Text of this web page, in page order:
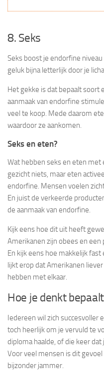
8. Seks
Seks boost je endorfine
geluk bijna letterlijk door je
Het gekke is dat bepaalt soort
aanmaak van endorfine
veel te koop. Mede daarom
waardoor ze aankomen.
Seks en eten?
Wat hebben seks en eten met
gezicht niets, maar eten
endorfine. Mensen voelen
En juist de verkeerde
de aanmaak van endorfine.
Kijk eens hoe dit uit heeft
Amerikanen zijn obees en een
En kijk eens hoe makkelijk
lijkt erop dat Amerikanen
hebben met elkaar.
Hoe je denkt
Iedereen wil zich succesvoller
toch heerlijk om je vervuld te
diploma haalde, of die keer
Voor veel mensen is dit
bijzonder jammer.